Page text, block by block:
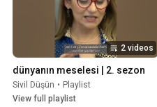
2 videos
dünyanın meselesi | 2. sezon
Sivil Düşün • Playlist
View full playlist